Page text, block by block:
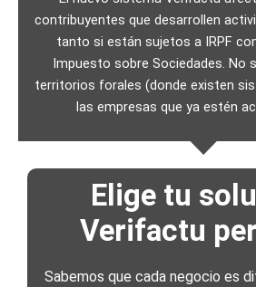
contribuyentes que desarrollen
tanto si están sujetos a IRPF
Impuesto sobre Sociedades. No
territorios forales (donde existen
las empresas que ya estén
Elige tu
Verifactu
Sabemos que cada negocio es